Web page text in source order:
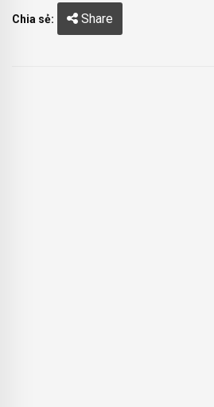
Chia sẻ: Share